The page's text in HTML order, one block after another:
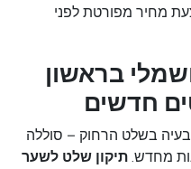
מחיר מפורטת לפני
בראשון
חדשים
בשלט הרחוק – סוללה
מחדש. תיקון שלט לשער